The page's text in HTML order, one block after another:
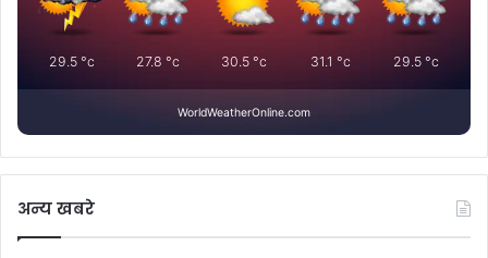
29.5°c 27.8 °c 30.5°c 31.1 °c 29.5 °c
WorldWeatherOnline.com
अन्य खबरे